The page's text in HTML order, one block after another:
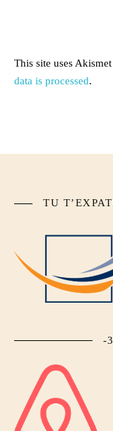
This site uses
data is processed.
TU
-